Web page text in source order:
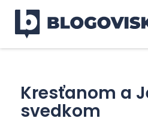
Kresťanom a
svedkom